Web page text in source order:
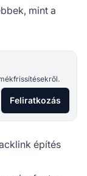
mint a
Feliratkozás
építés